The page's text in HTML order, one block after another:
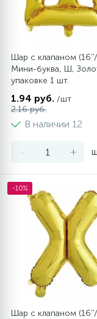
Свадьба Конфетти,
Наклейки
Топперы
Одноразовые
Шпажки для
Парики, пряди,
Свечи
Шар с клапаном
Мини-буква, Ш,
упаковке 1 шт.
1.94 руб. /шт
2.16 руб.
В наличии 12
- +
-10%
Шар с клапаном